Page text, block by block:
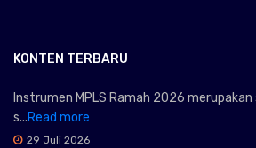
KONTEN TERBARU
Instrumen MPLS Ramah 2026
s...Read more
29 Juli 2026